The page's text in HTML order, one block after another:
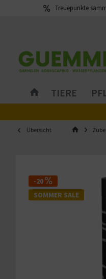
Treuepunkte
TIERE
Übersicht
-20
SOMMER SALE